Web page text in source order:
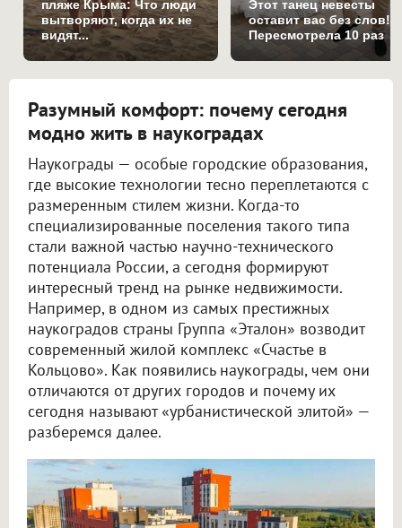
пляже Крыма: Что люди
вытворяют, когда их не
видят...
Этот танец невесты
оставит вас без слов!
Пересмотрела 10 раз
Разумный комфорт: почему сегодня
модно жить в наукоградах
Наукограды — особые городские образования,
где высокие технологии тесно переплетаются с
размеренным стилем жизни. Когда-то
специализированные поселения такого типа
стали важной частью научно-технического
потенциала России, а сегодня формируют
интересный тренд на рынке недвижимости.
Например, в одном из самых престижных
наукоградов страны Группа «Эталон» возводит
современный жилой комплекс «Счастье в
Кольцово». Как появились наукограды, чем они
отличаются от других городов и почему их
сегодня называют «урбанистической элитой» —
разберемся далее.